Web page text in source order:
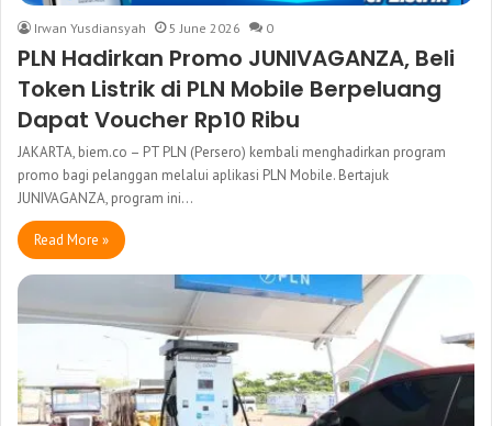
Irwan Yusdiansyah 5 June 2026 0
PLN Hadirkan Promo JUNIVAGANZA, Beli
Token Listrik di PLN Mobile Berpeluang
Dapat Voucher Rp10 Ribu
JAKARTA, biem.co – PT PLN (Persero) kembali menghadirkan program
promo bagi pelanggan melalui aplikasi PLN Mobile. Bertajuk
JUNIVAGANZA, program ini…
Read More »